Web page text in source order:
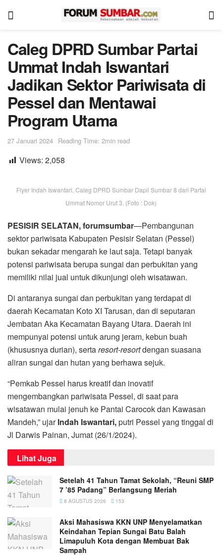
Caleg DPRD Sumbar Partai
Ummat Indah Iswantari
Jadikan Sektor Pariwisata di
Pessel dan Mentawai
Program Utama
27 Januari 2024 Reading Time: 2min read
Views: 2,058
Flyer Indah Iswantari, Caleg DPRD Sumbar Dapil Sumbar 8 dari Partai
Ummat Nomor Urut 3. (Foto : Dok)
PESISIR SELATAN, forumsumbar—Pembangunan
sektor pariwisata Kabupaten Pesisir Selatan (Pessel)
bukan sekadar mengarah ke laut saja. Tetapi banyak
potensi pariwisata berupa sungai dan perbukitan yang
memiliki nilai jual untuk dikunjungi oleh wisatawan.
Di antaranya sungai dan perbukitan yang terdapat di
daerah Kecamatan Koto XI Tarusan, dan di seputaran
Jembatan Aka Kecamatan Bayang Utara. Daerah ini
mempunyai potensi untuk arung jeram, kebun buah
(khususnya durian), sertaresort-resortdengan suasana
aliran sungai dan hutan yang berhawa sejuk.
“Pemkab Pessel harus kreatif dan inovatif
mengembangkan pariwisata Pessel, di saat para
wisatawan mulai jenuh ke Pantai Carocok dan Kawasan
Mandeh,” ujarIndah Iswantari,putri Pessel yang tinggal di
Jl Darwis Painan, Jumat (26/1/2024).
Lihat Juga
Setelah 41 Tahun Tamat Sekolah, “Reuni SMP
7 ’85 Padang” Berlangsung Meriah
8 AGUSTUS 2026 153
Aksi Mahasiswa KKN UNP Menyelamatkan
Keindahan Tepian Sungai Batu Balah
Limapuluh Kota dengan Membuat Bak
Sampah